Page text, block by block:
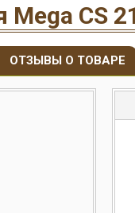
CS
ОТЗЫВЫ О ТОВАРЕ